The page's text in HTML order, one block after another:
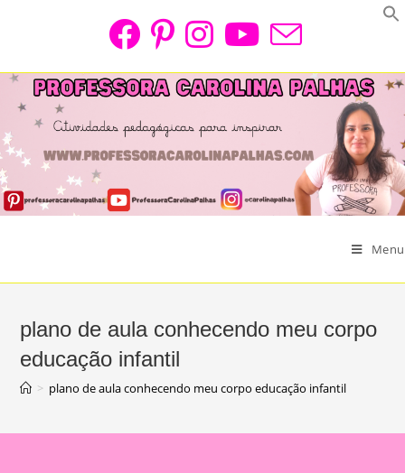
Menu
plano de aula conhecendo meu corpo
educação infantil
> plano de aula conhecendo meu corpo educação infantil